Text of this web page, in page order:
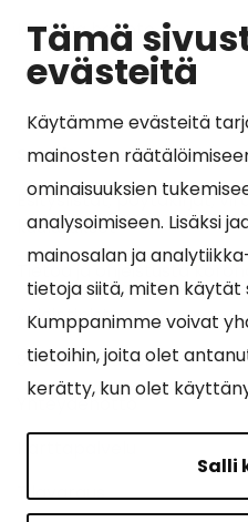
Tämä
evästeitä
Käytämme evästeitä
mainosten
ominaisuuksien
analysoimiseen. Lisäksi
mainosalan ja
tietoja siitä, miten käytät
Kumppanimme voivat
tietoihin, joita olet
kerätty, kun olet
Salli
Kunta ja hallinto
Suosituimmat sivut
Esityslistat, pöytäkirjat,
kuulutukset
Tietoa ja ohjeistusta
Asiointipiste
Sähköinen asiointi
Yhteydenotto
Tilavaraus